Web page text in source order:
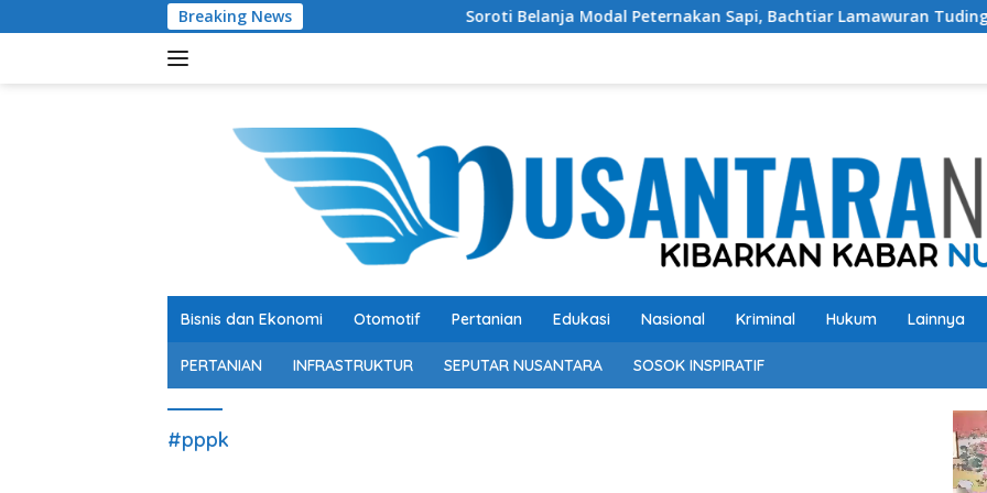
ke
Breaking News Soroti Belanja Modal Peternakan Sapi, Bachtiar Lamawuran Tuding Pemda
Bisnis dan Ekonomi Otomotif Pertanian Edukasi Nasional Kriminal Hukum Lainnya
PERTANIAN INFRASTRUKTUR SEPUTAR NUSANTARA SOSOK INSPIRATIF
#pppk